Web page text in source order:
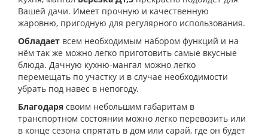
Вашей дачи. Имеет прочную и качественную
жаровню, пригодную для регулярного использования.
Обладает всем необходимым набором функций и на
нём так же можно легко приготовить самые вкусные
блюда. Дачную кухню-мангал можно легко
перемещать по участку и в случае необходимости
убрать под навес в непогоду.
Благодаря своим небольшим габаритам в
транспортном состоянии можно легко перевозить или
в конце сезона спрятать в дом или сарай, где он будет